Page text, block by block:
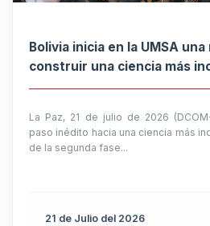
Bolivia inicia en la UMSA
construir una ciencia más
La Paz, 21 de julio de 2026
paso inédito hacia una ciencia más
de la segunda fase...
21 de Julio del 2026